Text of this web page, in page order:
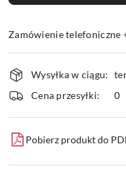
Zamówienie telefoniczne
Dostępność
i
dostawa
Wysyłka w ciągu:
Cena przesyłki:
0
Pobierz produkt do